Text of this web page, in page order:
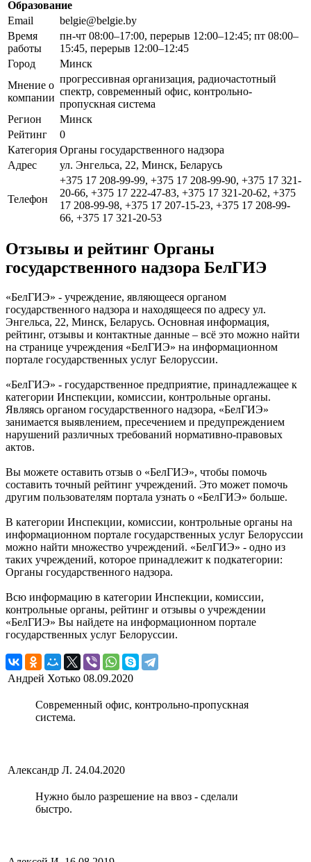
Образование
Email
belgie@belgie.by
Время
работы
пн-чт 08:00–17:00, перерыв 12:00–12:45; пт 08:00–
15:45, перерыв 12:00–12:45
Город
Минск
Мнение о
компании
прогрессивная организация, радиочастотный
спектр, современный офис, контрольно-
пропускная система
Регион
Минск
Рейтинг
0
Категория Органы государственного надзора
Адрес
ул. Энгельса, 22, Минск, Беларусь
Телефон
+375 17 208-99-99, +375 17 208-99-90, +375 17 321-
20-66, +375 17 222-47-83, +375 17 321-20-62, +375
17 208-99-98, +375 17 207-15-23, +375 17 208-99-
66, +375 17 321-20-53
Отзывы и рейтинг Органы
государственного надзора БелГИЭ
«БелГИЭ» - учреждение, являющееся органом
государственного надзора и находящееся по адресу ул.
Энгельса, 22, Минск, Беларусь. Основная информация,
рейтинг, отзывы и контактные данные – всё это можно найти
на странице учреждения «БелГИЭ» на информационном
портале государственных услуг Белоруссии.
«БелГИЭ» - государственное предприятие, принадлежащее к
категории Инспекции, комиссии, контрольные органы.
Являясь органом государственного надзора, «БелГИЭ»
занимается выявлением, пресечением и предупреждением
нарушений различных требований нормативно-правовых
актов.
Вы можете оставить отзыв о «БелГИЭ», чтобы помочь
составить точный рейтинг учреждений. Это может помочь
другим пользователям портала узнать о «БелГИЭ» больше.
В категории Инспекции, комиссии, контрольные органы на
информационном портале государственных услуг Белоруссии
можно найти множество учреждений. «БелГИЭ» - одно из
таких учреждений, которое принадлежит к подкатегории:
Органы государственного надзора.
Всю информацию в категории Инспекции, комиссии,
контрольные органы, рейтинг и отзывы о учреждении
«БелГИЭ» Вы найдете на информационном портале
государственных услуг Белоруссии.
Андрей Хотько 08.09.2020
Современный офис, контрольно-пропускная
система.
Александр Л. 24.04.2020
Нужно было разрешение на ввоз - сделали
быстро.